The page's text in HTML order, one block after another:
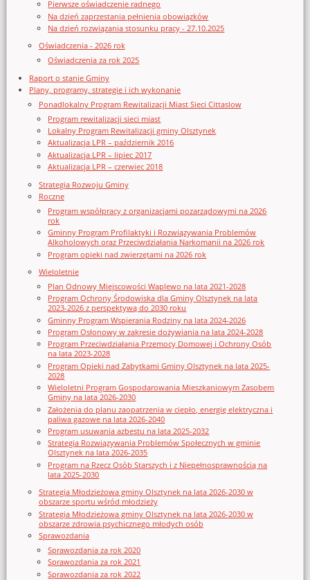
Pierwsze oświadczenie radnego
Na dzień zaprzestania pełnienia obowiązków
Na dzień rozwiązania stosunku pracy - 27.10.2025
Oświadczenia - 2026 rok
Oświadczenia za rok 2025
Raport o stanie Gminy
Plany, programy, strategie i ich wykonanie
Ponadlokalny Program Rewitalizacji Miast Sieci Cittaslow
Program rewitalizacji sieci miast
Lokalny Program Rewitalizacji gminy Olsztynek
Aktualizacja LPR – październik 2016
Aktualizacja LPR – lipiec 2017
Aktualizacja LPR – czerwiec 2018
Strategia Rozwoju Gminy
Roczne
Program współpracy z organizacjami pozarządowymi na 2026
rok
Gminny Program Profilaktyki i Rozwiązywania Problemów
Alkoholowych oraz Przeciwdziałania Narkomanii na 2026 rok
Program opieki nad zwierzętami na 2026 rok
Wieloletnie
Plan Odnowy Miejscowości Waplewo na lata 2021-2028
Program Ochrony Środowiska dla Gminy Olsztynek na lata
2023-2026 z perspektywą do 2030 roku
Gminny Program Wspierania Rodziny na lata 2024-2026
Program Osłonowy w zakresie dożywiania na lata 2024-2028
Program Przeciwdziałania Przemocy Domowej i Ochrony Osób
na lata 2023-2028
Program Opieki nad Zabytkami Gminy Olsztynek na lata 2025-
2028
Wieloletni Program Gospodarowania Mieszkaniowym Zasobem
Gminy na lata 2026-2030
Założenia do planu zaopatrzenia w ciepło, energię elektryczna i
paliwa gazowe na lata 2026-2040
Program usuwania azbestu na lata 2025-2032
Strategia Rozwiązywania Problemów Społecznych w gminie
Olsztynek na lata 2026-2035
Program na Rzecz Osób Starszych i z Niepełnosprawnością na
lata 2025-2030
Strategia Młodzieżowa gminy Olsztynek na lata 2026-2030 w
obszarze sportu wśród młodzieży
Strategia Młodzieżowa gminy Olsztynek na lata 2026-2030 w
obszarze zdrowia psychicznego młodych osób
Sprawozdania
Sprawozdania za rok 2020
Sprawozdania za rok 2021
Sprawozdania za rok 2022